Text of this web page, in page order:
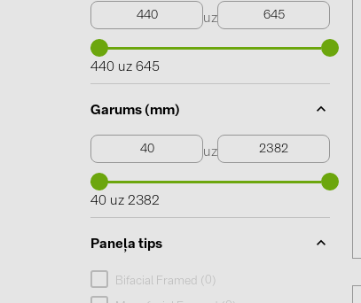
uz
440 uz 645
Garums (mm)
uz
40 uz 2382
Paneļa tips
Bifacial Framed ( 0